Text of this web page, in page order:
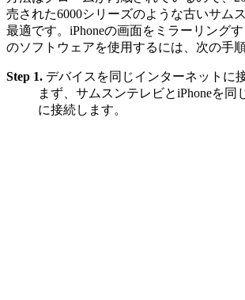
売された6000シリーズのような古いサム
最適です。iPhoneの画面をミラーリング
のソフトウェアを使用するには、次の手
Step 1. デバイスを同じインターネットに
まず、サムスンテレビとiPhoneを同
に接続します。